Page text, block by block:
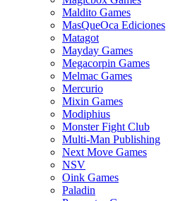
Maldito Games
MasQueOca Ediciones
Matagot
Mayday Games
Megacorpin Games
Melmac Games
Mercurio
Mixin Games
Modiphius
Monster Fight Club
Multi-Man Publishing
Next Move Games
NSV
Oink Games
Paladin